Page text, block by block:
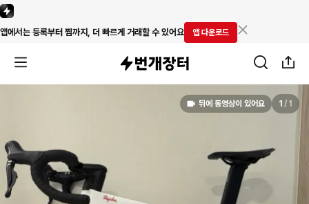
앱에서는 등록부터 찜까지, 더 빠르게 거래할 수 있어요 앱 다운로드
뒤에 동영상이 있어요 1 / 1